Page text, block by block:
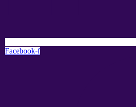
Facebook-f